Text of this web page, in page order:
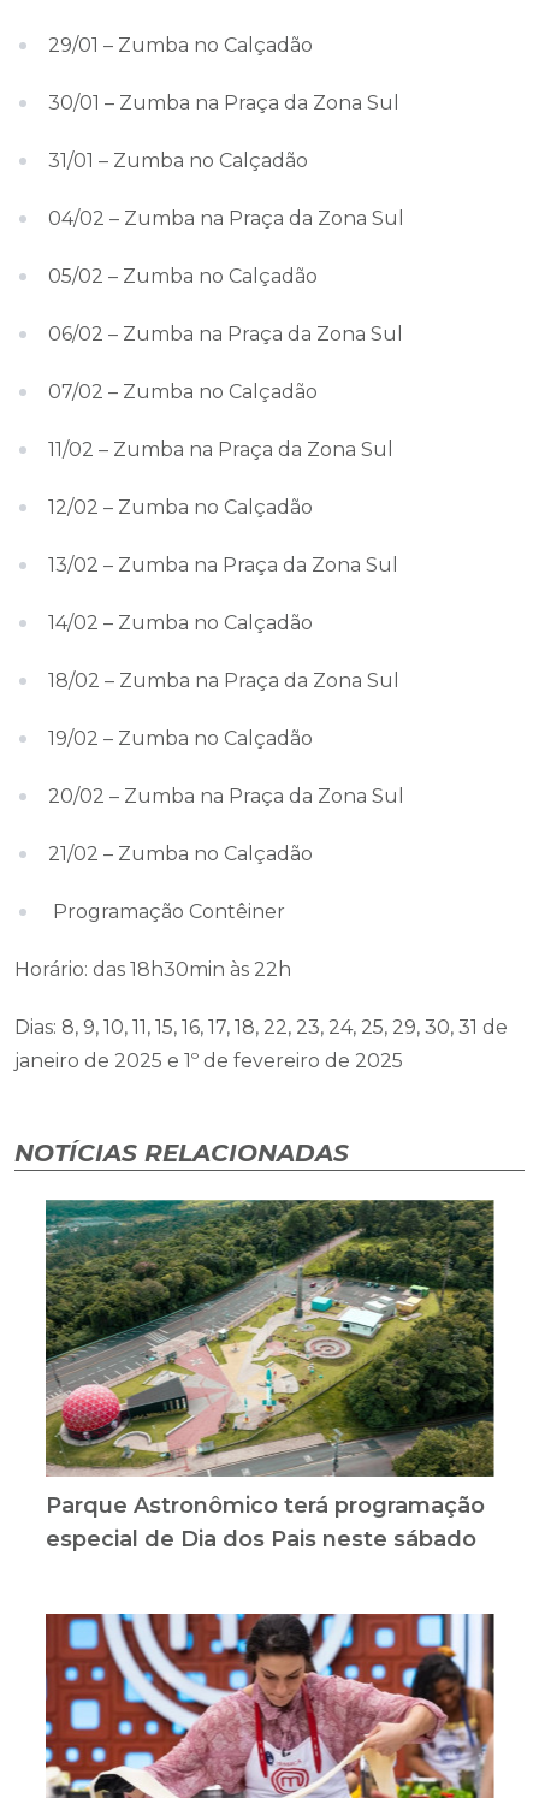
29/01 – Zumba no Calçadão
30/01 – Zumba na Praça da Zona Sul
31/01 – Zumba no Calçadão
04/02 – Zumba na Praça da Zona Sul
05/02 – Zumba no Calçadão
06/02 – Zumba na Praça da Zona Sul
07/02 – Zumba no Calçadão
11/02 – Zumba na Praça da Zona Sul
12/02 – Zumba no Calçadão
13/02 – Zumba na Praça da Zona Sul
14/02 – Zumba no Calçadão
18/02 – Zumba na Praça da Zona Sul
19/02 – Zumba no Calçadão
20/02 – Zumba na Praça da Zona Sul
21/02 – Zumba no Calçadão
Programação Contêiner
Horário: das 18h30min às 22h
Dias: 8, 9, 10, 11, 15, 16, 17, 18, 22, 23, 24, 25, 29, 30, 31 de
janeiro de 2025 e 1º de fevereiro de 2025
NOTÍCIAS RELACIONADAS
Parque Astronômico terá programação
especial de Dia dos Pais neste sábado